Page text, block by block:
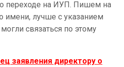
о переходе на ИУП. Пишем на
имени, лучше с указанием
связаться по этому
заявления директору о